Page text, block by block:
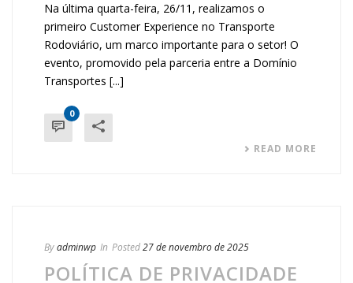
Na última quarta-feira, 26/11, realizamos o
primeiro Customer Experience no Transporte
Rodoviário, um marco importante para o setor! O
evento, promovido pela parceria entre a Domínio
Transportes [...]
0
READ MORE
Byadminwp In Posted27 de novembro de 2025
POLÍTICA DE PRIVACIDADE